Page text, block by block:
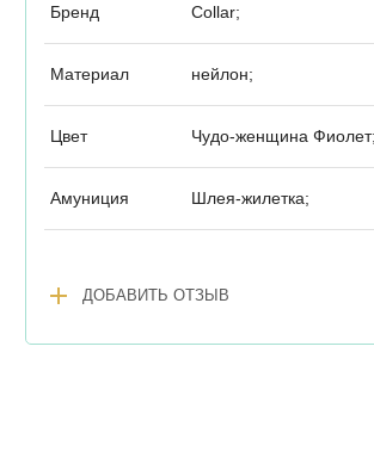
Бренд Collar;
Материал нейлон;
Цвет Чудо-женщина Фиолет;
Амуниция Шлея-жилетка;
add ДОБАВИТЬ ОТЗЫВ